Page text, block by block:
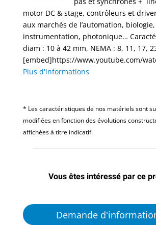
motor DC & stage, contrôleurs et
aux marchés de l’automation,
instrumentation, photonique…
diam : 10 à 42 mm, NEMA : 8, 11, 17,
[embed]https://www.youtube.com/
Plus d'informations
* Les caractéristiques de nos matériels sont
modifiées en fonction des évolutions
affichées à titre indicatif.
Vous êtes intéressé par ce
Demande